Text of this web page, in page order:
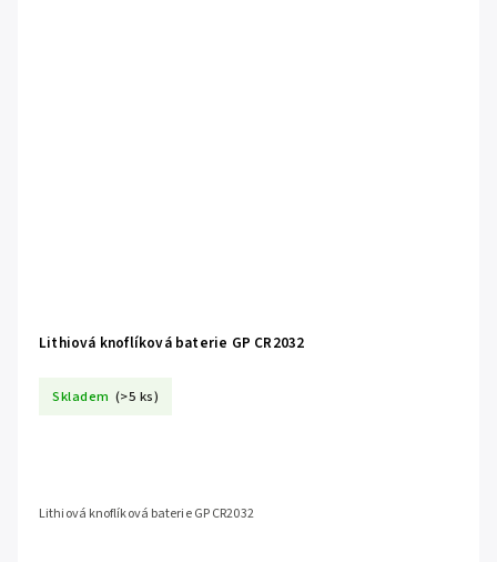
Lithiová knoflíková baterie GP CR2032
Skladem (>5 ks)
Lithiová knoflíková baterie GP CR2032